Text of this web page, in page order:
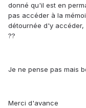
donné qu'il est en
pas accéder à la
détournée d'y
??
Je ne pense pas mais
Merci d'avance